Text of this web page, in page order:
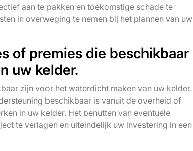
aan te pakken en toekomstige schade te
in overweging te nemen bij het plannen van uw
of premies die beschikbaar
uw kelder.
zijn voor het waterdicht maken van uw kelder.
beschikbaar is vanuit de overheid of
in uw kelder. Het benutten van eventuele
te verlagen en uiteindelijk uw investering in een